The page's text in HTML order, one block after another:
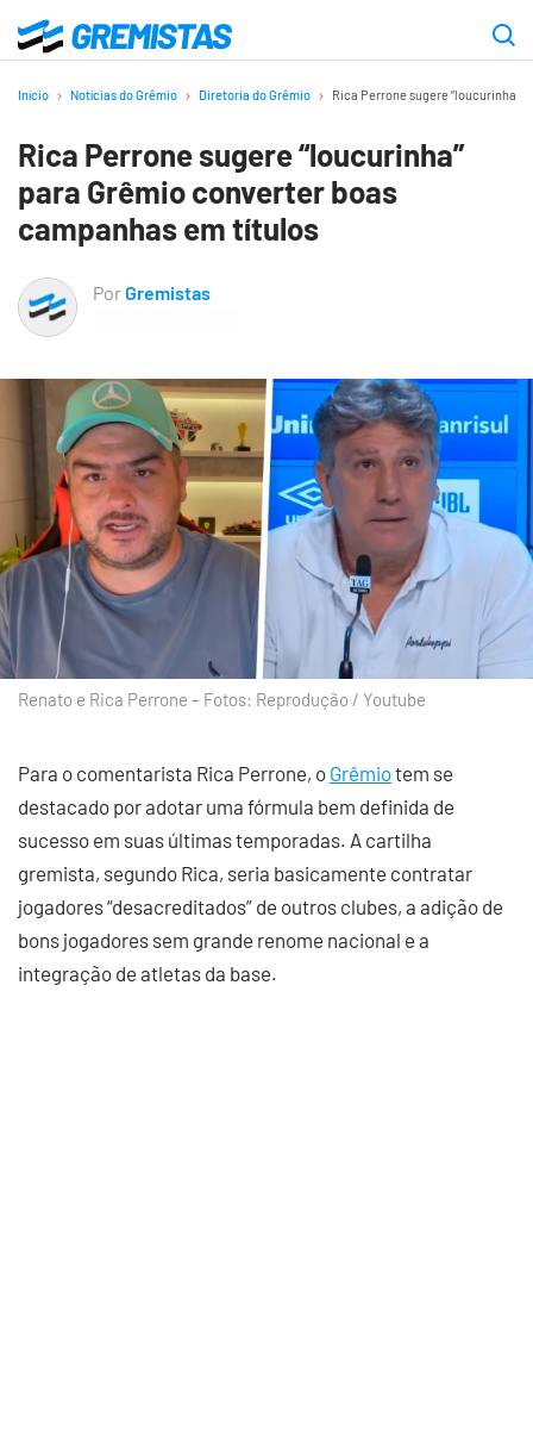
para
principal
Gremistas
Início Notícias do Grêmio Diretoria do Grêmio Rica Perrone sugere “loucurinha”
Rica Perrone sugere “loucurinha”
para Grêmio converter boas
campanhas em títulos
PorGremistas
Renato e Rica Perrone – Fotos: Reprodução / Youtube
Para o comentarista Rica Perrone, o Grêmiotem se
destacado por adotar uma fórmula bem definida de
sucesso em suas últimas temporadas. A cartilha
gremista, segundo Rica, seria basicamente contratar
jogadores “desacreditados” de outros clubes, a adição de
bons jogadores sem grande renome nacional e a
integração de atletas da base.